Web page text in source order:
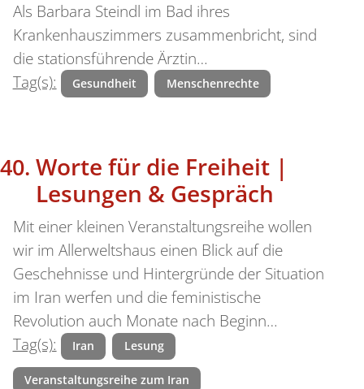
Als Barbara Steindl im Bad ihres
Krankenhauszimmers zusammenbricht, sind
die stationsführende Ärztin…
Tag(s):
Gesundheit Menschenrechte
Worte für die Freiheit |
Lesungen & Gespräch
Mit einer kleinen Veranstaltungsreihe wollen
wir im Allerweltshaus einen Blick auf die
Geschehnisse und Hintergründe der Situation
im Iran werfen und die feministische
Revolution auch Monate nach Beginn…
Tag(s):
Iran Lesung
Veranstaltungsreihe zum Iran